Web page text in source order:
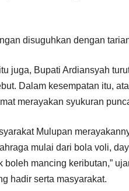
disuguhkan dengan
juga, Bupati Ardiansyah
Dalam kesempatan itu,
merayakan syukuran
Mulupan
mulai dari bola voli,
boleh mancing keributan,”
hadir serta masyarakat.